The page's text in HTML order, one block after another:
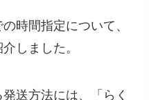
時間指定について、
しました。
送方法には、「らく